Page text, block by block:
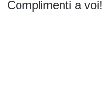
Complimenti a voi!